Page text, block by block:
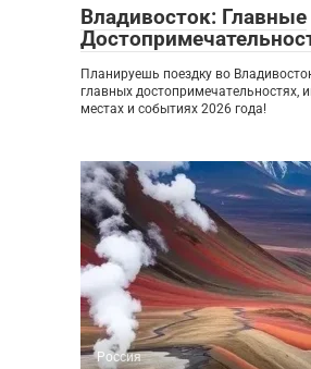
Владивосток: Главные
Планируешь поездку во
главных достопримечательностях,
местах и событиях 2026 года!
Россия